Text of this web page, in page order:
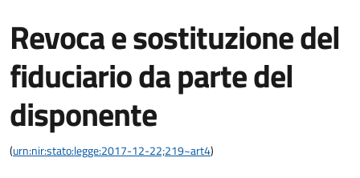
Revoca e sostituzione del
fiduciario da parte del
disponente
(urn:nir:stato:legge:2017-12-22;219~art4)